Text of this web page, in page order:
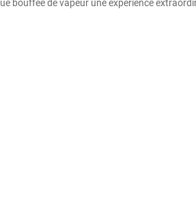
bouffée de vapeur une expérience